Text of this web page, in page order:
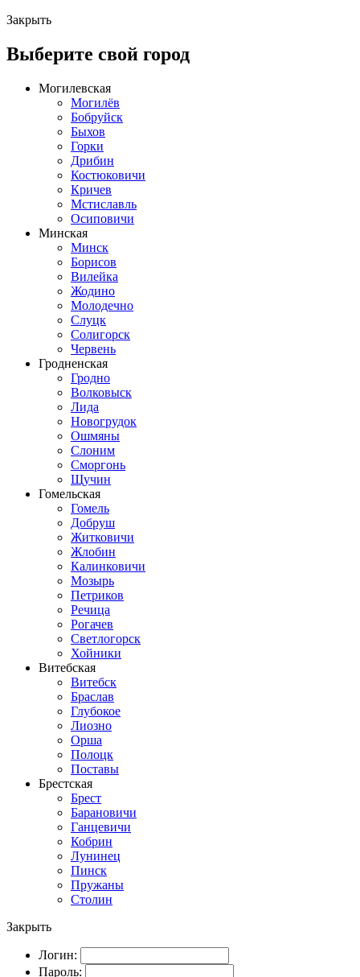
Закрыть
Выберите свой город
Могилевская
Могилёв
Бобруйск
Быхов
Горки
Дрибин
Костюковичи
Кричев
Мстиславль
Осиповичи
Минская
Минск
Борисов
Вилейка
Жодино
Молодечно
Слуцк
Солигорск
Червень
Гродненская
Гродно
Волковыск
Лида
Новогрудок
Ошмяны
Слоним
Сморгонь
Щучин
Гомельская
Гомель
Добруш
Житковичи
Жлобин
Калинковичи
Мозырь
Петриков
Речица
Рогачев
Светлогорск
Хойники
Витебская
Витебск
Браслав
Глубокое
Лиозно
Орша
Полоцк
Поставы
Брестская
Брест
Барановичи
Ганцевичи
Кобрин
Лунинец
Пинск
Пружаны
Столин
Закрыть
Логин:
Пароль: